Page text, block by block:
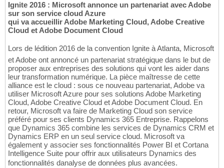
Ignite 2016 : Microsoft annonce un partenariat avec Adobe
sur son service cloud Azure
qui va accueillir Adobe Marketing Cloud, Adobe Creative
Cloud et Adobe Document Cloud
Lors de lédition 2016 de la convention Ignite à Atlanta, Microsoft
et Adobe ont annoncé un partenariat stratégique dans le but de
proposer aux entreprises des solutions qui vont les aider dans
leur transformation numérique. La pièce maîtresse de cette
alliance est le cloud : sous ce nouveau partenariat, Adobe va
utiliser Microsoft Azure pour ses solutions Adobe Marketing
Cloud, Adobe Creative Cloud et Adobe Document Cloud. En
retour, Microsoft va faire de Marketing Cloud son service
préféré pour ses clients Dynamics 365 Entreprise. Rappelons
que Dynamics 365 combine les services de Dynamics CRM et
Dynamics ERP en un seul service cloud. Microsoft va
également y associer ses fonctionnalités Power BI et Cortana
Intelligence Suite pour offrir aux utilisateurs Dynamics des
fonctionnalités danalyse de données plus avancées.